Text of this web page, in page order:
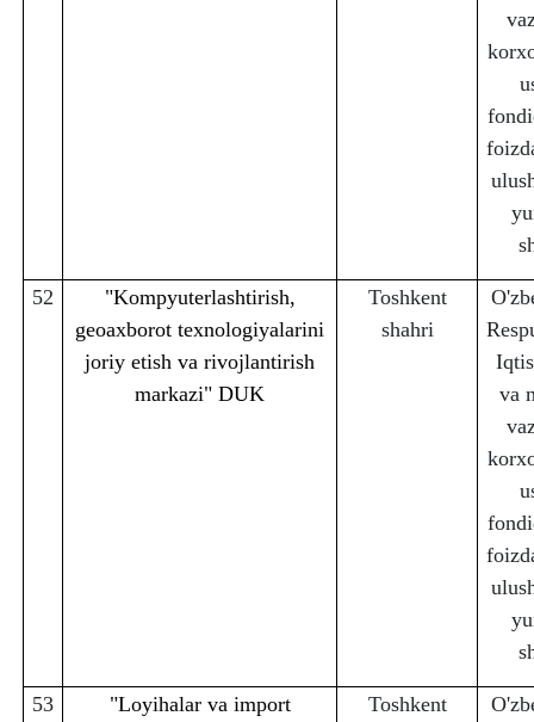
52
"Kompyuterlashtirish,
geoaxborot texnologiyalarini
joriy etish va rivojlantirish
markazi" DUK
Toshkent
shahri
va
53 "Loyihalar va import Toshkent